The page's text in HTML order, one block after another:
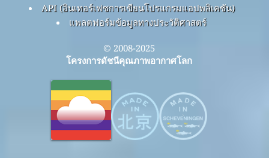
API (อินเทอร์เฟซการเขียนโปรแกรมแอปพลิเคชัน)
แพลตฟอร์มข้อมูลทางประวัติศาสตร์
© 2008-2025
โครงการดัชนีคุณภาพอากาศโลก